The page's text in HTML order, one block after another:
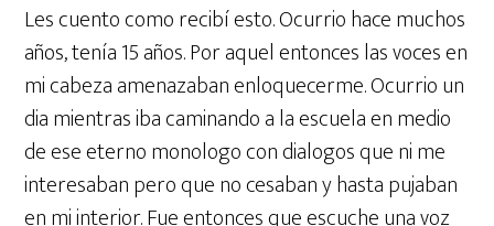
Les cuento como recibí esto. Ocurrio hace muchos
años, tenía 15 años. Por aquel entonces las voces en
mi cabeza amenazaban enloquecerme. Ocurrio un
dia mientras iba caminando a la escuela en medio
de ese eterno monologo con dialogos que ni me
interesaban pero que no cesaban y hasta pujaban
en mi interior. Fue entonces que escuche una voz